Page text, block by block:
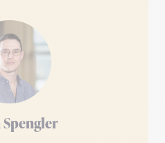
Spengler